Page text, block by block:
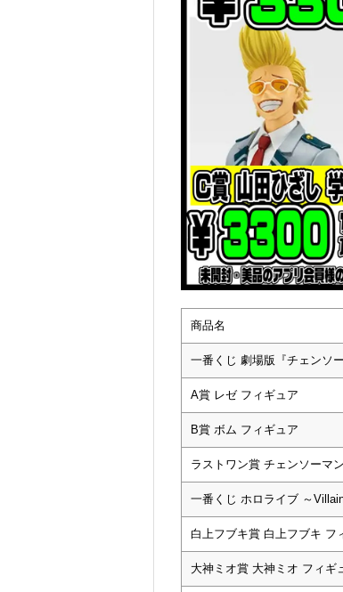
商品名
一番くじ 劇場版『チェンソ
A賞 レゼ フィギュア
B賞 ボム フィギュア
ラストワン賞 チェンソーマ
一番くじ ホロライブ ～
白上フブキ賞 白上フブキ フ
大神ミオ賞 大神ミオ フィギ